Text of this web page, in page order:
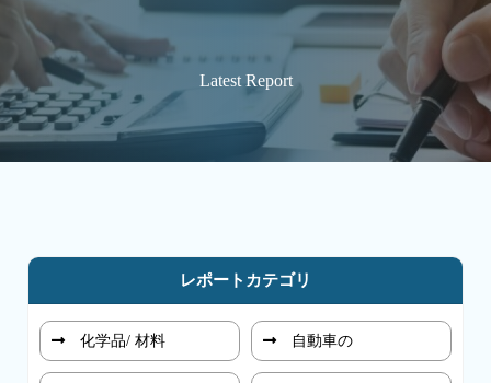
Latest Report
レポートカテゴリ
化学品/ 材料 自動車の